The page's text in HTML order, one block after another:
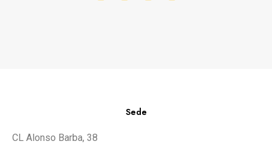
Sede
CL Alonso Barba, 38